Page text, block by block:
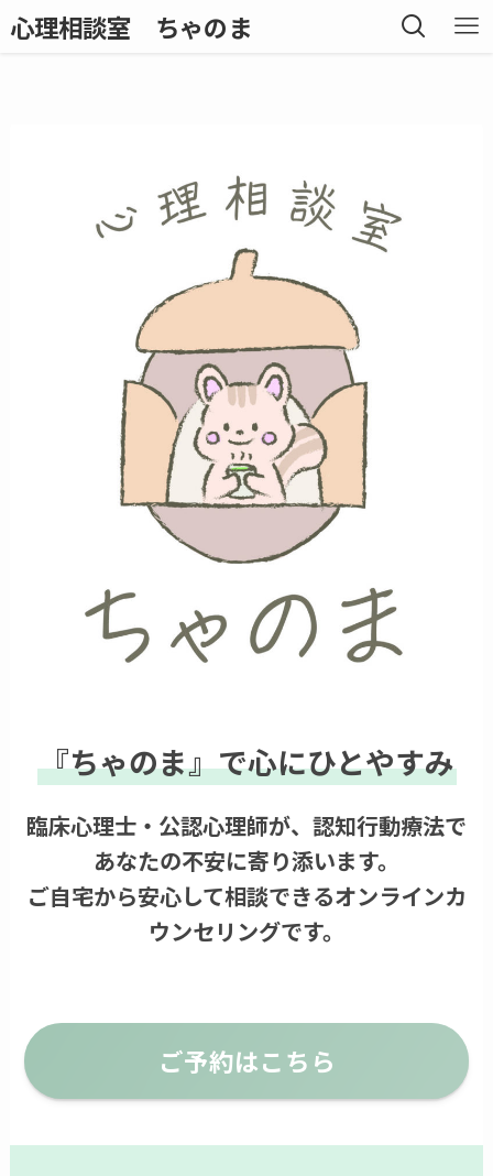
心理相談室 ちゃのま
『ちゃのま』で心にひとやすみ
臨床心理士・公認心理師が、認知行動療法で
あなたの不安に寄り添います。
ご自宅から安心して相談できるオンラインカ
ウンセリングです。
ご予約はこちら